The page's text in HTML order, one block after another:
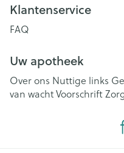
Klantenservice
FAQ
Uw apotheek
Over ons Nuttige links
van wachtVoorschrift